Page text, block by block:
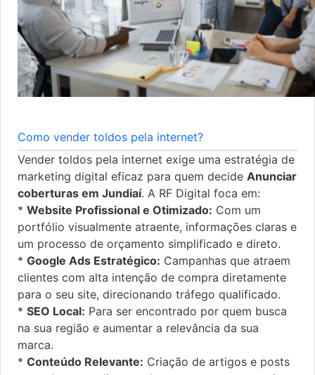
Como vender toldos pela internet?
Vender toldos pela internet exige uma estratégia de
marketing digital eficaz para quem decide Anunciar
coberturas em Jundiaí. A RF Digital foca em:
* Website Profissional e Otimizado: Com um
portfólio visualmente atraente, informações claras e
um processo de orçamento simplificado e direto.
* Google Ads Estratégico: Campanhas que atraem
clientes com alta intenção de compra diretamente
para o seu site, direcionando tráfego qualificado.
* SEO Local: Para ser encontrado por quem busca
na sua região e aumentar a relevância da sua
marca.
* Conteúdo Relevante: Criação de artigos e posts